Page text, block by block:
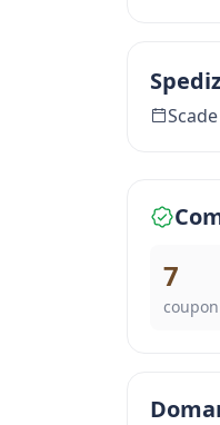
7